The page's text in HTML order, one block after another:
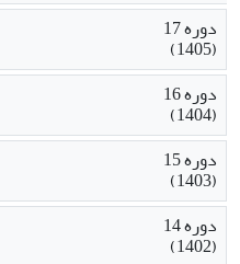
دوره 17
(1405)
دوره 16
(1404)
دوره 15
(1403)
دوره 14
(1402)